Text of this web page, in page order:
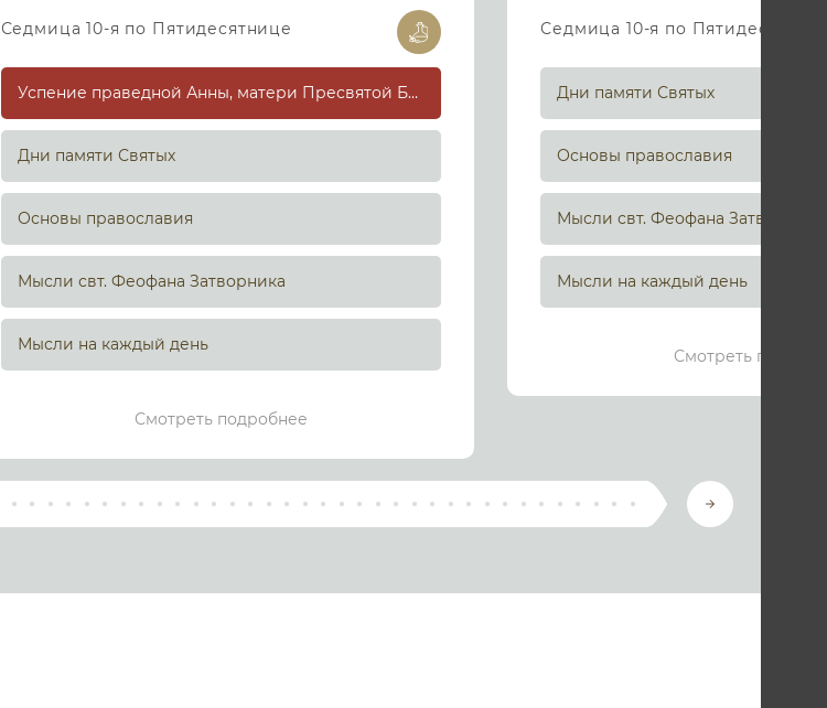
Седмица 10-я по Пятидесятнице
Успение праведной Анны, матери Пресвятой Богородицы
Дни памяти Святых
Основы православия
Мысли свт. Феофана Затворника
Мысли на каждый день
Смотреть подробнее
Седмица 10-я по
Дни памяти Святых
Основы православия
Мысли свт. Феофана Затворника
Мысли на каждый день
Смотреть